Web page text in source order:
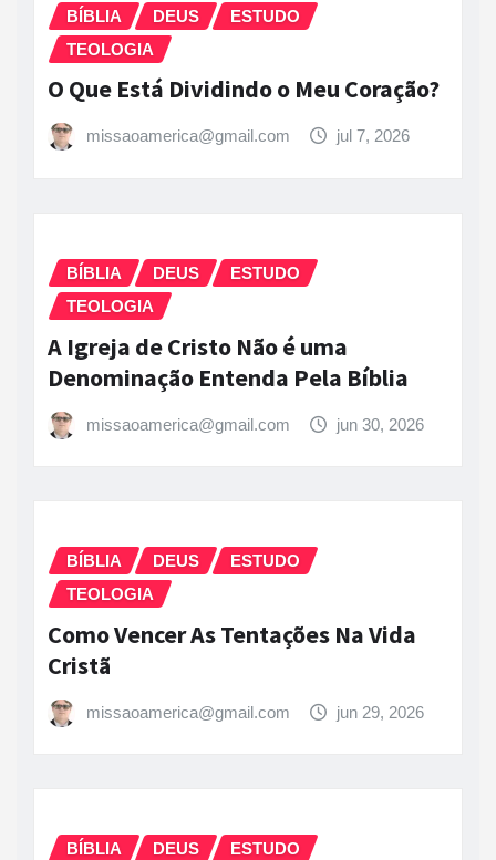
BÍBLIA DEUS
ESTUDO
TEOLOGIA
O Que Está Dividindo o Meu Coração?
missaoamerica@gmail.com jul 7, 2026
BÍBLIA DEUS
ESTUDO
TEOLOGIA
A Igreja de Cristo Não é uma
Denominação Entenda Pela Bíblia
missaoamerica@gmail.com jun 30, 2026
BÍBLIA DEUS
ESTUDO
TEOLOGIA
Como Vencer As Tentações Na Vida
Cristã
missaoamerica@gmail.com jun 29, 2026
BÍBLIA DEUS
ESTUDO